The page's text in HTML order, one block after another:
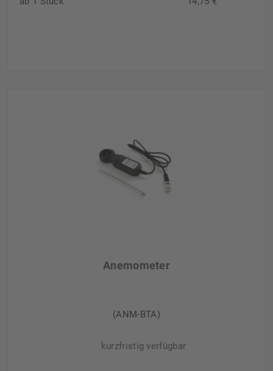
Anemometer
(ANM-BTA)
kurzfristig verfügbar